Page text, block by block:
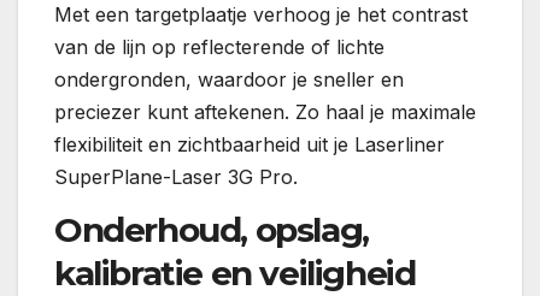
Met een targetplaatje verhoog je het contrast
van de lijn op reflecterende of lichte
ondergronden, waardoor je sneller en
preciezer kunt aftekenen. Zo haal je maximale
flexibiliteit en zichtbaarheid uit je Laserliner
SuperPlane-Laser 3G Pro.
Onderhoud, opslag,
kalibratie en veiligheid